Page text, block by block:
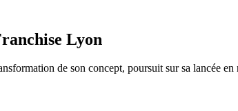
Lyon
de son concept, poursuit sur sa lancée